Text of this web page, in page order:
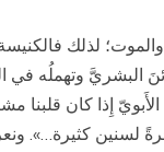
والموت؛ لذلك
البشريَّ وتهملُه في
الأَبويّ إِذا كان
لسنين كثيرة…».